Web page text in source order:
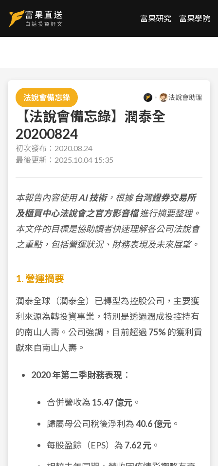
富果研究 富果學院
法說會備忘錄 法說會助理
【法說會備忘錄】潤泰全
20200824
初次發布： 2020.08.24
最後更新： 2025.10.04 15:35
本報告內容使用AI 技術，根據台灣證券交易所
及櫃買中心法說會之官方影音檔進行摘要整理。
本文件的目標是協助讀者快速理解各公司法說會
之重點，包括營運狀況、財務表現及未來展望。
1. 營運摘要
潤泰全球（潤泰全）已轉型為控股公司，主要獲
利來源為轉投資事業，特別是透過潤成投控持有
的南山人壽。公司強調，目前超過 75%的獲利貢
獻來自南山人壽。
2020 年第二季財務表現 ：
合併營收為 15.47 億元 。
歸屬母公司稅後淨利為40.6 億元 。
每股盈餘（EPS）為 7.62 元 。